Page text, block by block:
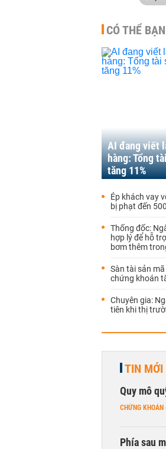
CÓ THỂ
AI đang viết
hàng: Tổng
tăng 11%
Ép khách vay
bị phạt đến
Thống đốc:
hợp lý để hỗ
bơm thêm
Sàn tài sản
chứng khoán
Chuyên gia:
tiên khi thị
TIN MỚI
Quy mô
CHỨNG KHOÁN
Phía sau